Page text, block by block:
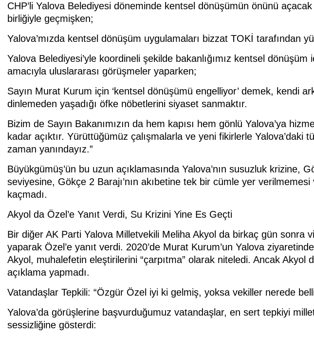
CHP’li Yalova Belediyesi döneminde kentsel dönüşümün önünü
birliğiyle geçmişken;
Yalova’mızda kentsel dönüşüm uygulamaları bizzat TOKİ tarafından
Yalova Belediyesi’yle koordineli şekilde bakanlığımız kentsel
amacıyla uluslararası görüşmeler yaparken;
Sayın Murat Kurum için ‘kentsel dönüşümü engelliyor’ demek, kendi
dinlemeden yaşadığı öfke nöbetlerini siyaset sanmaktır.
Bizim de Sayın Bakanımızın da hem kapısı hem gönlü Yalova’ya
kadar açıktır. Yürüttüğümüz çalışmalarla ve yeni fikirlerle Yalova’daki
zaman yanındayız.”
Büyükgümüş’ün bu uzun açıklamasında Yalova’nın susuzluk krizine,
seviyesine, Gökçe 2 Barajı’nın akıbetine tek bir cümle yer
kaçmadı.
Akyol da Özel’e Yanıt Verdi, Su Krizini Yine Es Geçti
Bir diğer AK Parti Yalova Milletvekili Meliha Akyol da birkaç gün sonra
yaparak Özel’e yanıt verdi. 2020’de Murat Kurum’un Yalova
Akyol, muhalefetin eleştirilerini “çarpıtma” olarak niteledi. Ancak Akyol
açıklama yapmadı.
Vatandaşlar Tepkili: “Özgür Özel iyi ki gelmiş, yoksa vekiller nerede
Yalova’da görüşlerine başvurduğumuz vatandaşlar, en sert tepkiyi
sessizliğine gösterdi: